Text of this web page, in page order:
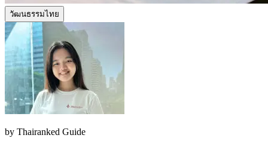
วัฒนธรรมไทย
by Thairanked Guide